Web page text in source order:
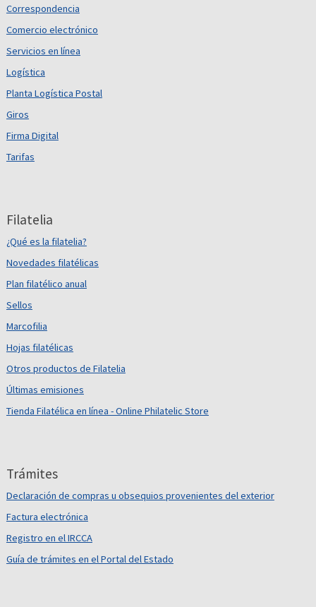
Correspondencia
Comercio electrónico
Servicios en línea
Logística
Planta Logística Postal
Giros
Firma Digital
Tarifas
Filatelia
¿Qué es la filatelia?
Novedades filatélicas
Plan filatélico anual
Sellos
Marcofilia
Hojas filatélicas
Otros productos de Filatelia
Últimas emisiones
Tienda Filatélica en línea - Online Philatelic Store
Trámites
Declaración de compras u obsequios provenientes del exterior
Factura electrónica
Registro en el IRCCA
Guía de trámites en el Portal del Estado